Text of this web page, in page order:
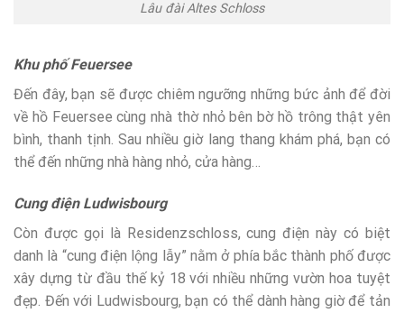
Lâu đài Altes Schloss
Khu phố Feuersee
Đến đây, bạn sẽ được chiêm ngưỡng những bức ảnh để đời
về hồ Feuersee cùng nhà thờ nhỏ bên bờ hồ trông thật yên
bình, thanh tịnh. Sau nhiều giờ lang thang khám phá, bạn có
thể đến những nhà hàng nhỏ, cửa hàng…
Cung điện Ludwisbourg
Còn được gọi là Residenzschloss, cung điện này có biệt
danh là “cung điện lộng lẫy” nằm ở phía bắc thành phố được
xây dựng từ đầu thế kỷ 18 với nhiều những vườn hoa tuyệt
đẹp. Đến với Ludwisbourg, bạn có thể dành hàng giờ để tản